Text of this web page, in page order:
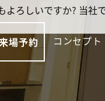
場予約 コンセプト
ろしいですか? 当